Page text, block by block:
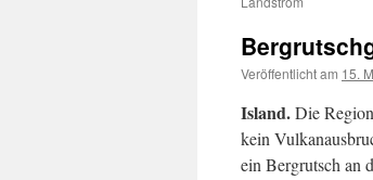
Veröffentlicht am 15.
Island.Die
kein
ein Bergrutsch an